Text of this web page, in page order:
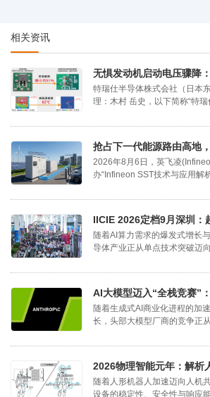
相关资讯
特瑞仕半导体株式会社（日本
理：木村 岳史，以下简称“特
品——XD9704/XD9705系列。
2026年8月6日，英飞凌
办“Infineon SST技术与应用解
升系统效率、简化级联设计，
及电动汽车充电等场景中的落地
随着AI算力需求的爆发式增长
导体产业正从单点技术突破迈
会（IC创新博览会）将在深圳
届展会以“跨界融合、全链协同
题，深度联动CIOE中国光博会
展，打造总规模达32万平方米
与24万名专业观众的国际化高
入式三大关键领域，为产业上
对接通道。
随着生成式AI商业化进程的加
长，头部大模型厂商的竞争正
开确认，已正式组建内部半导
Claude大模型开发定制化AI芯
司正从“纯模型研发”向“模型+
通过软硬件协同设计突破通用
随着人形机器人加速迈向人机
设备的稳定性、安全性与响应